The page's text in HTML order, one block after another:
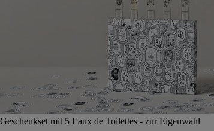
Geschenkset mit 5 Eaux de Toilettes - zur Eigenwahl